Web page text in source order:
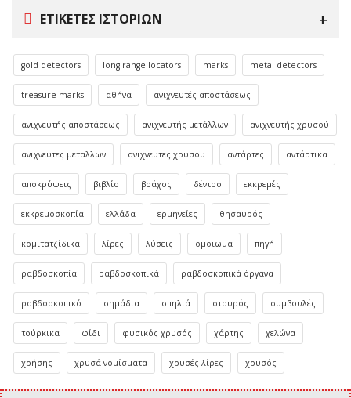
ΕΤΙΚΈΤΕΣ ΙΣΤΟΡΙΏΝ
gold detectors long range locators marks metal detectors
treasure marks αθήνα ανιχνευτές αποστάσεως
ανιχνευτής αποστάσεως ανιχνευτής μετάλλων ανιχνευτής χρυσού
ανιχνευτες μεταλλων ανιχνευτες χρυσου αντάρτες αντάρτικα
αποκρύψεις βιβλίο βράχος δέντρο εκκρεμές
εκκρεμοσκοπία ελλάδα ερμηνείες θησαυρός
κομιτατζίδικα λίρες λύσεις ομοιωμα πηγή
ραβδοσκοπία ραβδοσκοπικά ραβδοσκοπικά όργανα
ραβδοσκοπικό σημάδια σπηλιά σταυρός συμβουλές
τούρκικα φίδι φυσικός χρυσός χάρτης χελώνα
χρήσης χρυσά νομίσματα χρυσές λίρες χρυσός